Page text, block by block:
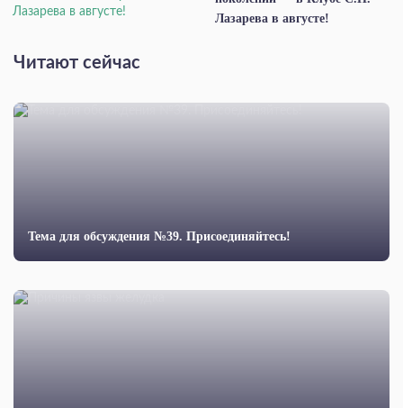
Лазарева в августе!
Читают сейчас
Тема для обсуждения №39. Присоединяйтесь!